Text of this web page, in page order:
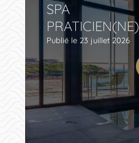
SPA
PRATICIEN(NE)
Publié le 23 juillet 2026